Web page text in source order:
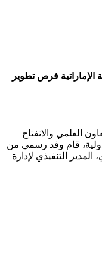
الإماراتية فرص تطوير
العلمي والانفتاح
قام وفد رسمي من
التنفيذي لإدارة